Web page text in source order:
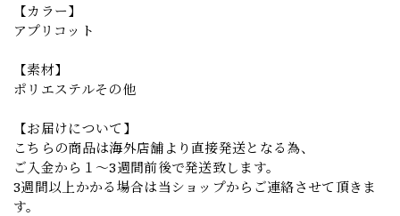
【カラー】
アプリコット
【素材】
ポリエステルその他
【お届けについて】
こちらの商品は海外店舗より直接発送となる為、
ご入金から１～3週間前後で発送致します。
3週間以上かかる場合は当ショップからご連絡させて頂きま
す。